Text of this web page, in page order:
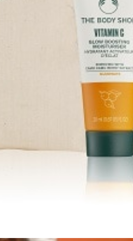
贅沢に配合した96%自然由来成分のジェルク
い肌印象に導きます。